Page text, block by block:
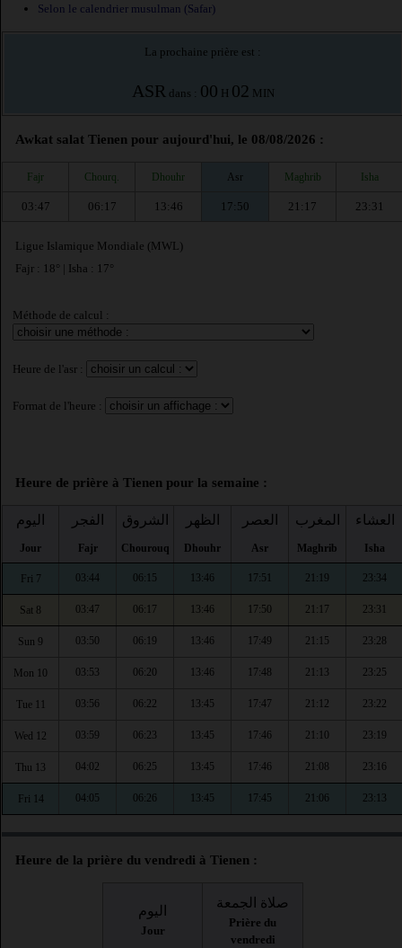
Selon le calendrier musulman (Safar)
La prochaine prière est :
ASR dans : 00 H 02 MIN
Awkat salat Tienen pour aujourd'hui, le 08/08/2026 :
Fajr Chourq. Dhouhr Asr Maghrib Isha
03:47 06:17 13:46 17:50 21:17 23:31
Ligue Islamique Mondiale (MWL)
Fajr : 18° | Isha : 17°
Méthode de calcul :
Heure de l'asr :
Format de l'heure :
Heure de prière à Tienen pour la semaine :
اليوم
Jour
الفجر
Fajr
الشروق
Chourouq
الظهر
Dhouhr
العصر
Asr
المغرب
Maghrib
العشاء
Isha
Fri 7 03:44 06:15 13:46 17:51 21:19 23:34
Sat 8 03:47 06:17 13:46 17:50 21:17 23:31
Sun 9 03:50 06:19 13:46 17:49 21:15 23:28
Mon 10 03:53 06:20 13:46 17:48 21:13 23:25
Tue 11 03:56 06:22 13:45 17:47 21:12 23:22
Wed 12 03:59 06:23 13:45 17:46 21:10 23:19
Thu 13 04:02 06:25 13:45 17:46 21:08 23:16
Fri 14 04:05 06:26 13:45 17:45 21:06 23:13
Heure de la prière du vendredi à Tienen :
اليوم
Jour
صلاة الجمعة
Prière du
vendredi